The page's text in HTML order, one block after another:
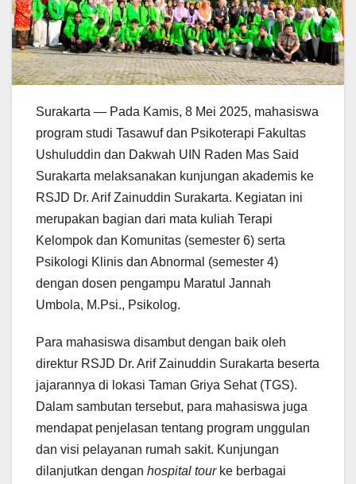
Surakarta — Pada Kamis, 8 Mei 2025, mahasiswa
program studi Tasawuf dan Psikoterapi Fakultas
Ushuluddin dan Dakwah UIN Raden Mas Said
Surakarta melaksanakan kunjungan akademis ke
RSJD Dr. Arif Zainuddin Surakarta. Kegiatan ini
merupakan bagian dari mata kuliah Terapi
Kelompok dan Komunitas (semester 6) serta
Psikologi Klinis dan Abnormal (semester 4)
dengan dosen pengampu Maratul Jannah
Umbola, M.Psi., Psikolog.
Para mahasiswa disambut dengan baik oleh
direktur RSJD Dr. Arif Zainuddin Surakarta beserta
jajarannya di lokasi Taman Griya Sehat (TGS).
Dalam sambutan tersebut, para mahasiswa juga
mendapat penjelasan tentang program unggulan
dan visi pelayanan rumah sakit. Kunjungan
dilanjutkan dengan hospital tourke berbagai